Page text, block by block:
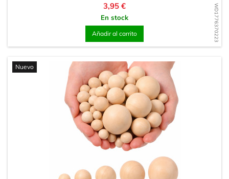
WD1776370223
Precio
3,95 €
En stock
Añadir al carrito
Nuevo